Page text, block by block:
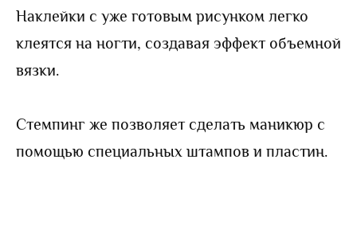
Наклейки с уже готовым рисунком легко
клеятся на ногти, создавая эффект объемной
вязки.
Стемпинг же позволяет сделать маникюр с
помощью специальных штампов и пластин.